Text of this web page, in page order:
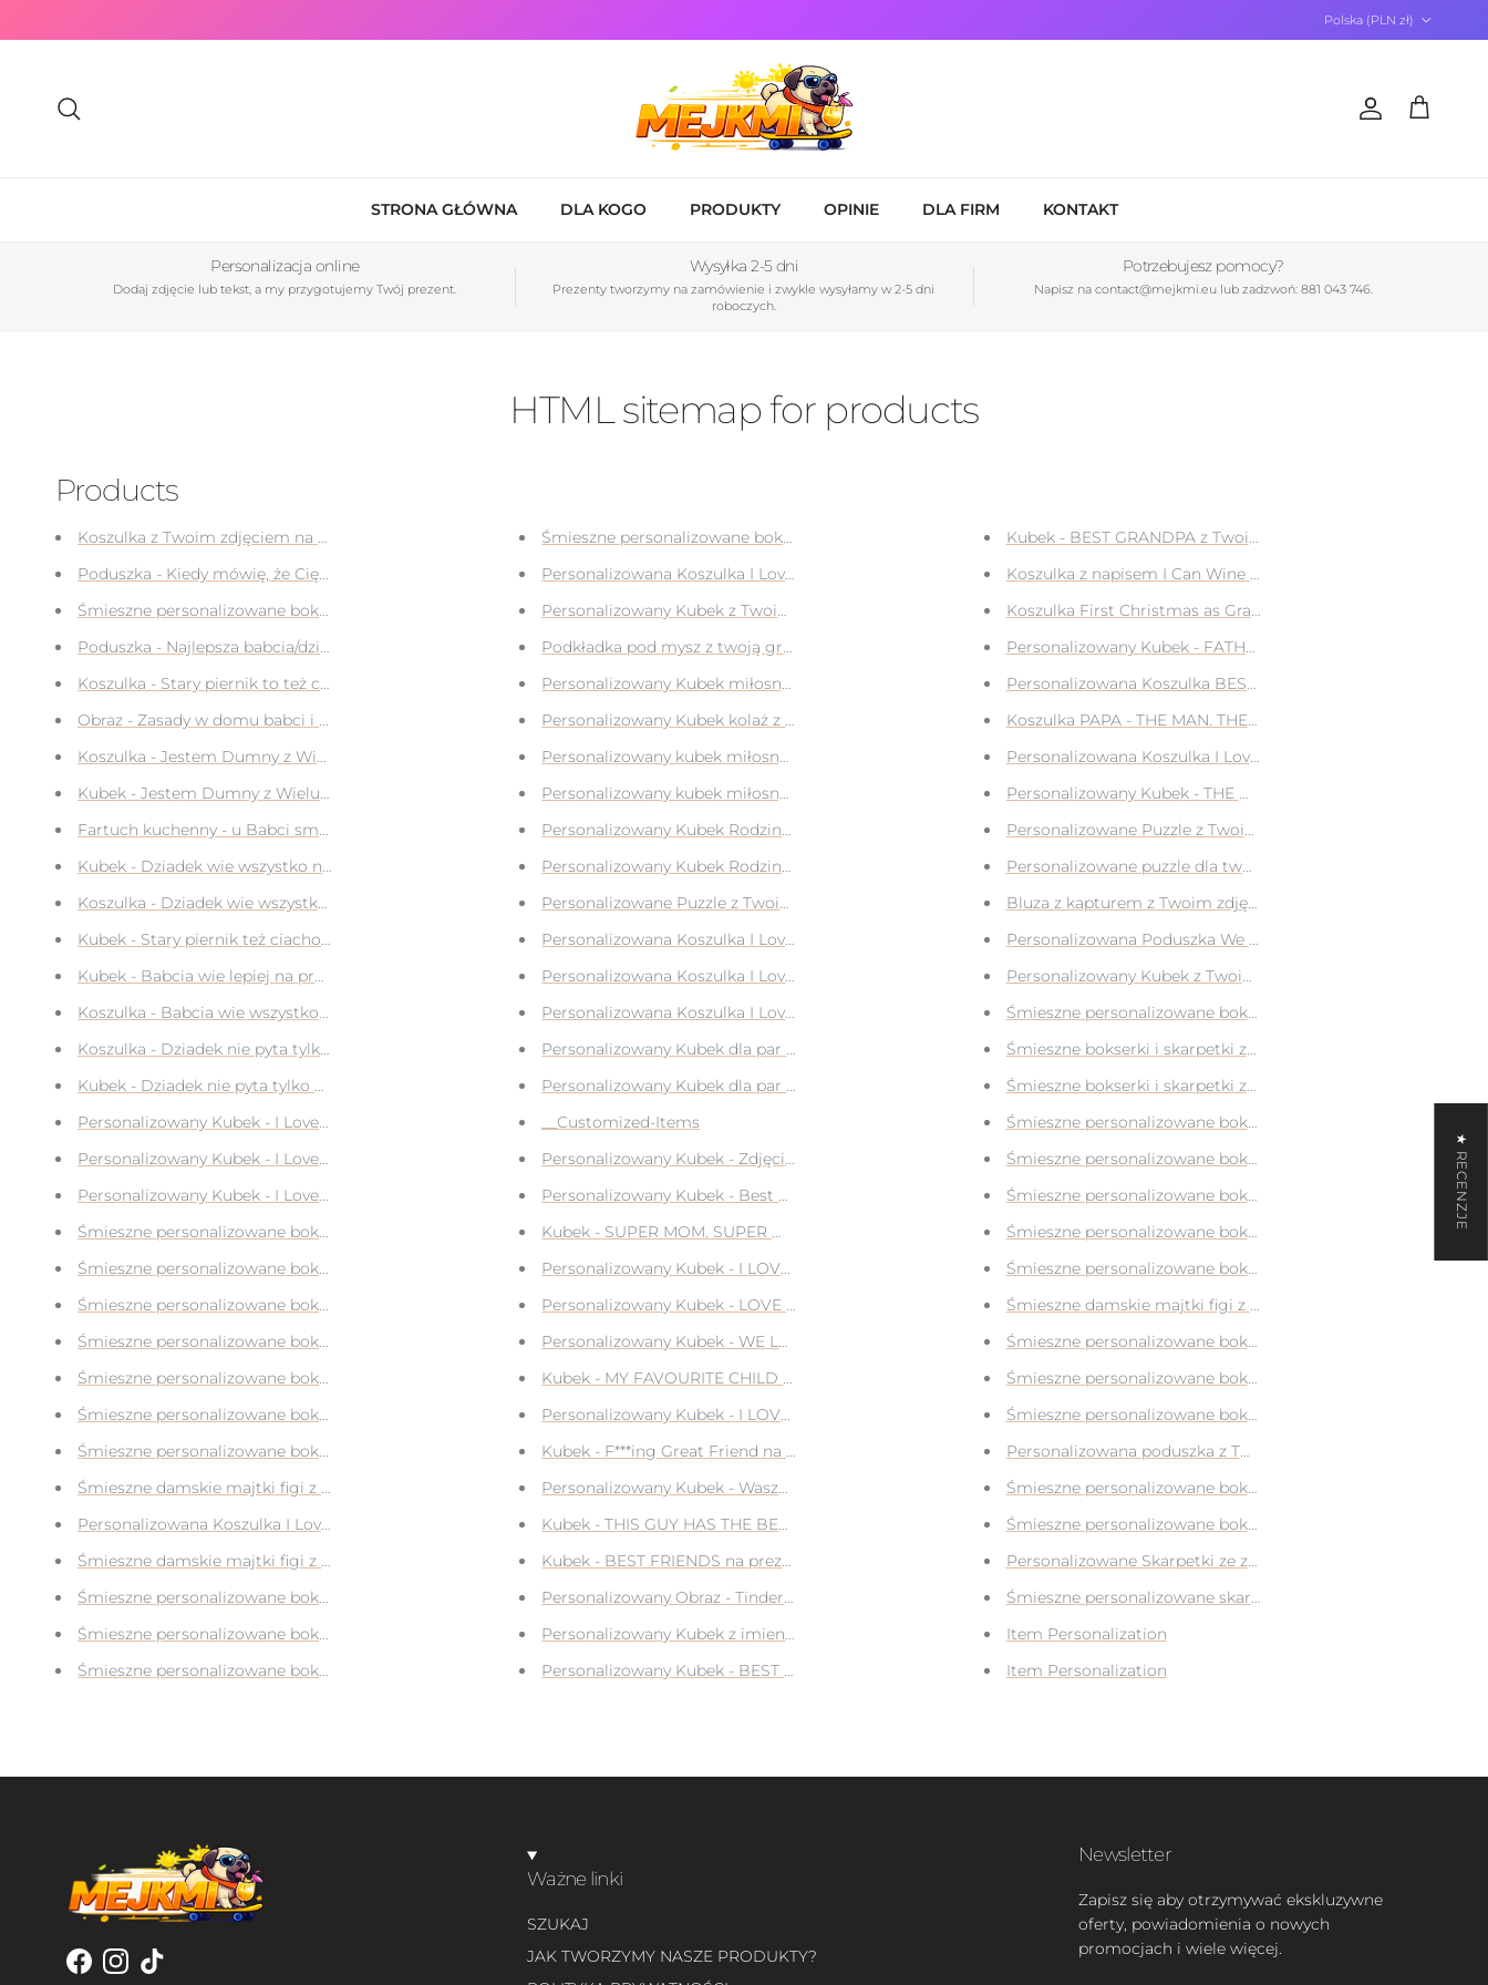
Polska (PLN zł)
KontoKoszyk
STRONA GŁÓWNA DLA KOGO PRODUKTY OPINIE DLA FIRM KONTAKT
Personalizacja online
Dodaj zdjęcie lub tekst, a my przygotujemy Twój prezent.
Wysyłka 2-5 dni
Prezenty tworzymy na zamówienie i zwykle wysyłamy w 2-5 dni
roboczych.
Potrzebujesz pomocy?
Napisz na contact@mejkmi.eu lub zadzwoń: 881 043 746.
HTML sitemap for products
Products
Koszulka z Twoim zdjęciem na prezent
Poduszka - Kiedy mówię, że Cię kocham na prezent
Śmieszne personalizowane bokserki z własnym nadrukiem/zdjęciem twarzy na prezent
Poduszka - Najlepsza babcia/dziadek na świecie na prezent
Koszulka - Stary piernik to też ciacho dla dziadka/taty na prezent
Obraz - Zasady w domu babci i dziadka na prezent
Koszulka - Jestem Dumny z Wielu rzeczy dla Dziadka na prezent
Kubek - Jestem Dumny z Wielu rzeczy dla Dziadka na prezent
Fartuch kuchenny - u Babci smakuje najlepiej dla Babci na prezent
Kubek - Dziadek wie wszystko na prezent dla Dziadka
Koszulka - Dziadek wie wszystko dla Dziadka na prezent
Kubek - Stary piernik też ciacho na prezent dla Dziadka
Kubek - Babcia wie lepiej na prezent dla Babci
Koszulka - Babcia wie wszystko na prezent dla Babci
Koszulka - Dziadek nie pyta tylko polewa na prezent dla Dziadka
Kubek - Dziadek nie pyta tylko polewa na prezent dla Dziadka
Personalizowany Kubek - I Love My Girlfriend na prezent dla chłopaka
Personalizowany Kubek - I Love My Boyfriend na prezent dla dziewczyny
Personalizowany Kubek - I Love My Boyfriend na prezent dla dziewczyny
Śmieszne personalizowane bokserki z własnym nadrukiem/zdjęciem twarzy na prezent
Śmieszne personalizowane bokserki z własnym nadrukiem/zdjęciem twarzy na prezent
Śmieszne personalizowane bokserki z własnym nadrukiem/zdjęciem twarzy na prezent
Śmieszne personalizowane bokserki z własnym nadrukiem/zdjęciem twarzy na prezent
Śmieszne personalizowane bokserki z własnym nadrukiem/zdjęciem twarzy na prezent
Śmieszne personalizowane bokserki z własnym nadrukiem/zdjęciem twarzy na prezent
Śmieszne personalizowane bokserki z własnym nadrukiem/zdjęciem twarzy na prezent
Śmieszne damskie majtki figi z Twoim własnym zdjęciem/nadrukiem na prezent
Personalizowana Koszulka I Love My Boyfriend z Twoim zdjęciem na prezent
Śmieszne damskie majtki figi z Twoim własnym zdjęciem/nadrukiem na prezent 2
Śmieszne personalizowane bokserki z własnym nadrukiem/zdjęciem twarzy na prezent
Śmieszne personalizowane bokserki z własnym nadrukiem/zdjęciem twarzy na prezent
Śmieszne personalizowane bokserki z własnym nadrukiem/zdjęciem twarzy na prezent
Śmieszne personalizowane bokserki z własnym nadrukiem/zdjęciem twarzy na prezent
Personalizowana Koszulka I Love My Boyfriend z Twoim zdjęciem na prezent
Personalizowany Kubek z Twoim zdjęciem na prezent
Podkładka pod mysz z twoją grafiką
Personalizowany Kubek miłosny z Twoimi zdjęciami na prezent
Personalizowany Kubek kolaż z Twoimi zdjęciami na prezent dla mamy
Personalizowany kubek miłosny z napisem Kocham Cię i waszym zdjęciem
Personalizowany kubek miłosny ze zdjęciem w sercu na prezent
Personalizowany Kubek Rodzinny - Stwórz swoją rodzinę na pomoście
Personalizowany Kubek Rodzinny - Stwórz swoją rodzinę na plaży
Personalizowane Puzzle z Twoim zdjęciem na Prezent
Personalizowana Koszulka I Love My Girlfriend z Twoim zdjęciem na prezent
Personalizowana Koszulka I Love My Girlfriend z Twoim zdjęciem na prezent
Personalizowana Koszulka I Love My Girlfriend z Twoim zdjęciem na prezent
Personalizowany Kubek dla par z waszymi imionami na prezent
Personalizowany Kubek dla par z waszymi imionami na prezent
__Customized-Items
Personalizowany Kubek - Zdjęcie i imiona
Personalizowany Kubek - Best Mom Ever + Zdjęcie na prezent dla mamy
Kubek - SUPER MOM. SUPER WIFE. SUPER TIRED. na prezent dla mamy
Personalizowany Kubek - I LOVE MY GIRLFRIEND z Twoim zdjęciem
Personalizowany Kubek - LOVE YOU GRANDPA z Twoim zdjęciem na prezent
Personalizowany Kubek - WE LOVE YOU z Twoimi zdjęciami na Prezent
Kubek - MY FAVOURITE CHILD GAVE ME THIS MUG na prezent
Personalizowany Kubek - I LOVE YOU MORE. THE END. I WIN. Twoje imię
Kubek - F***ing Great Friend na prezent dla przyjaciela/przyjaciółki
Personalizowany Kubek - Wasze zdjęcie na prezent
Kubek - THIS GUY HAS THE BEST DAUGHTER na prezent dla taty
Kubek - BEST FRIENDS na prezent dla przyjaciela/przyjaciółki
Personalizowany Obraz - Tinder It's a match! na prezent
Personalizowany Kubek z imieniem i napisem WORLD'S BEST na Prezent
Personalizowany Kubek - BEST FRIENDS na prezent dla przyjaciela
Kubek - BEST GRANDPA z Twoimi zdjęciami na prezent dla
Koszulka z napisem I Can Wine All I Want dla Babci na Prezent
Koszulka First Christmas as Grandma
Personalizowany Kubek - FATHER SEARCH na prezent dla taty
Personalizowana Koszulka BEST DAD EVER z Twoimi
Koszulka PAPA - THE MAN. THE MYTH. THE LEGEND. na
Personalizowana Koszulka I Love My Hot Girlfriend z Twoim
Personalizowany Kubek - THE MAN. THE MYTH. THE
Personalizowane Puzzle z Twoim zdjęciem na Prezent
Personalizowane puzzle dla twoich bliskich
Bluza z kapturem z Twoim zdjęciem zamienionym w rysunek
Personalizowana Poduszka We Love You Grandma dla Babci
Personalizowany Kubek z Twoim zdjęciem pojawiającym się
Śmieszne personalizowane bokserki z własnym nadrukiem/
Śmieszne bokserki i skarpetki ze zdjęciem Twojego psa na
Śmieszne bokserki i skarpetki ze zdjęciem Twojego kota na
Śmieszne personalizowane bokserki z własnym nadrukiem/
Śmieszne personalizowane bokserki z własnym nadrukiem/
Śmieszne personalizowane bokserki z własnym nadrukiem/
Śmieszne personalizowane bokserki z własnym nadrukiem/
Śmieszne personalizowane bokserki z własnym nadrukiem/
Śmieszne damskie majtki figi z Twoim własnym zdjęciem/
Śmieszne personalizowane bokserki z własnym nadrukiem/
Śmieszne personalizowane bokserki z własnym nadrukiem/
Śmieszne personalizowane bokserki z własnym nadrukiem/
Personalizowana poduszka z Twoim zdjęciem na prezent
Śmieszne personalizowane bokserki z własnym nadrukiem/
Śmieszne personalizowane bokserki z własnym nadrukiem/
Personalizowane Skarpetki ze zdjęciem Twojego kota na
Śmieszne personalizowane skarpetki z Twoją twarzą na
Item Personalization
Item Personalization
Facebook
Instagram
TikTok
Ważne linki
SZUKAJ
JAK TWORZYMY NASZE PRODUKTY?
Newsletter
Zapisz się aby otrzymywać ekskluzywne
oferty, powiadomienia o nowych
promocjach i wiele więcej.
★ RECENZJE